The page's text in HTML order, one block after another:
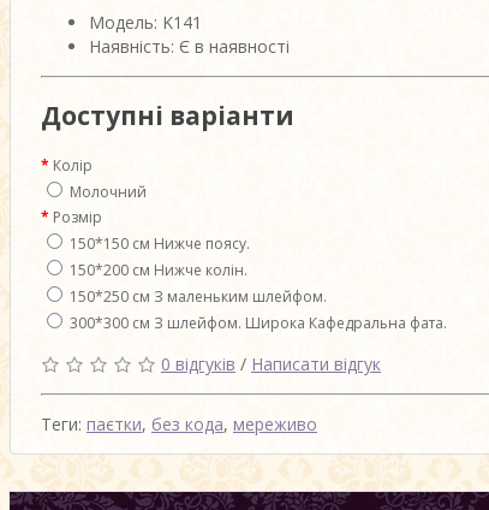
Модель: K141
Наявність: Є в наявності
Доступні варіанти
Колір
Молочний
Розмір
150*150 см Нижче поясу.
150*200 см Нижче колін.
150*250 см З маленьким шлейфом.
300*300 см З шлейфом. Широка Кафедральна фата.
0 відгуків / Написати відгук
Теги: паєтки, без кода, мереживо